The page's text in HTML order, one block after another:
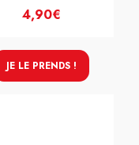
4,90€
JE LE PRENDS !